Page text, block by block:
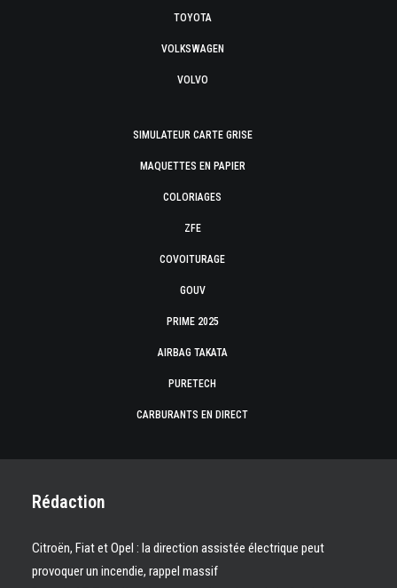
TOYOTA
VOLKSWAGEN
VOLVO
SIMULATEUR CARTE GRISE
MAQUETTES EN PAPIER
COLORIAGES
ZFE
COVOITURAGE
GOUV
PRIME 2025
AIRBAG TAKATA
PURETECH
CARBURANTS EN DIRECT
Rédaction
Citroën, Fiat et Opel : la direction assistée électrique peut
provoquer un incendie, rappel massif